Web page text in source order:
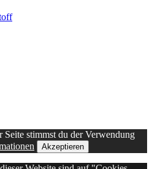
stimmst du der Verwendung
Akzeptieren